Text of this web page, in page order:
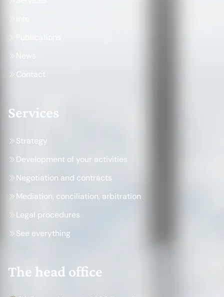
News
Contact
Services
Strategy
Development of your activities
Negotiation and contracts
Mediation, conciliation, arbitration
Legal procedures
See everything
The head office